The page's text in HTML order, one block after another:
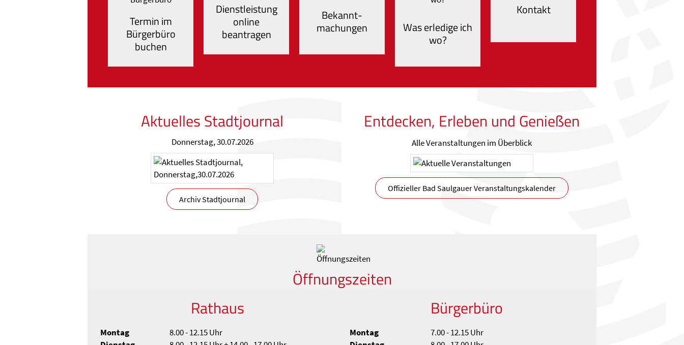
Termin im
Bürgerbüro
buchen
Dienstleistung
online
beantragen
Bekannt-
machungen
Was erledige ich
wo?
Kontakt
Aktuelles Stadtjournal
Donnerstag, 30.07.2026
Archiv Stadtjournal
Entdecken, Erleben und Genießen
Alle Veranstaltungen im Überblick
Offizieller Bad Saulgauer Veranstaltungskalender
Öffnungszeiten
Rathaus
Montag
8.00 - 12.15 Uhr
Bürgerbüro
Montag
7.00 - 12.15 Uhr